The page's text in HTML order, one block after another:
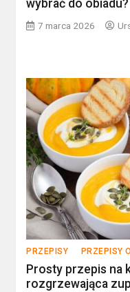
wybrać do obiadu?
7 marca 2026
PRZEPISY PRZEPISY
Prosty przepis na
rozgrzewająca